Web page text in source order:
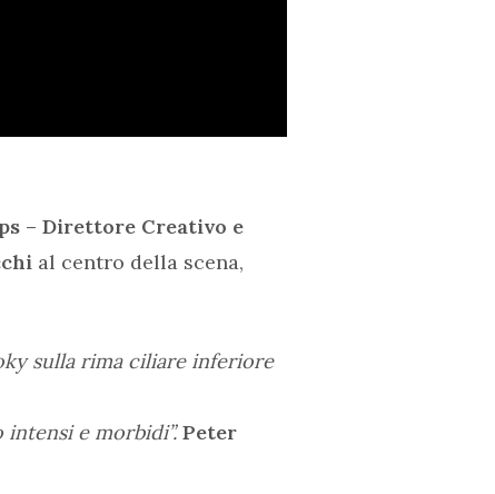
– Direttore Creativo e
al centro della scena,
sulla rima ciliare inferiore
e morbidi”.Peter